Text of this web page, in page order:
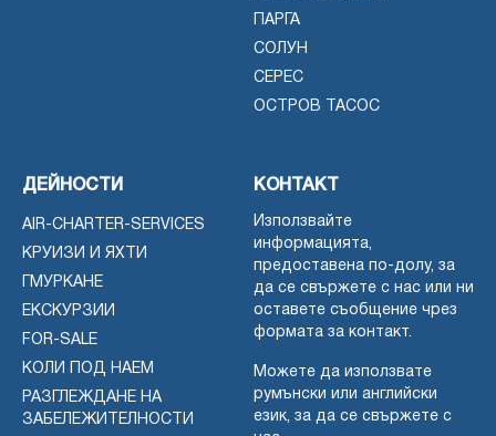
ПАРГА
СОЛУН
СЕРЕС
ОСТРОВ ТАСОС
ДЕЙНОСТИ
AIR-CHARTER-SERVICES
КРУИЗИ И ЯХТИ
ГМУРКАНЕ
ЕКСКУРЗИИ
FOR-SALE
КОЛИ ПОД НАЕМ
РАЗГЛЕЖДАНЕ НА
ЗАБЕЛЕЖИТЕЛНОСТИ
КОНТАКТ
Използвайте
информацията,
предоставена по-долу, за
да се свържете с нас или ни
оставете съобщение чрез
формата за контакт.
Можете да използвате
румънски или английски
език, за да се свържете с